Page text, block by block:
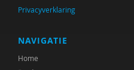
Privacyverklaring
NAVIGATIE
Home